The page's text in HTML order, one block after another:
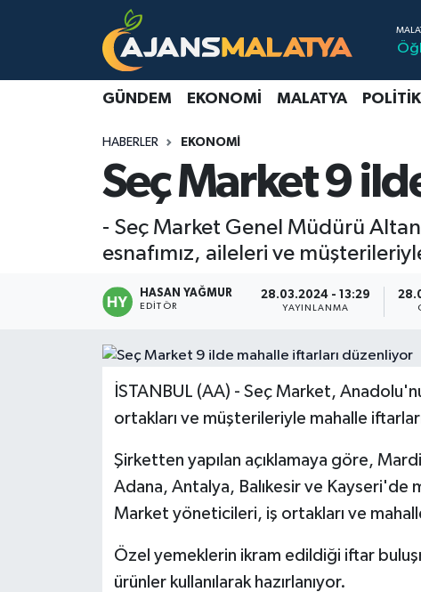
GÜNDEM EKONOMI MALATYA
HABERLER EKONOMI
Seç Market 9
- Seç Market Genel Müdürü
esnafımız, aileleri ve
HASAN YAĞMUR
EDITÖR
28.03.2024 - 13:29
YAYINLANMA
İSTANBUL (AA) - Seç Market,
ortakları ve müşterileriyle mahalle
Şirketten yapılan açıklamaya göre,
Adana, Antalya, Balıkesir ve Kayseri'de
Market yöneticileri, iş ortakları ve
Özel yemeklerin ikram edildiği iftar
ürünler kullanılarak hazırlanıyor.
Gündem
Malatya Nöbetçi Eczaneler
Malatya Trafik Yoğunluk Haritası
TFF 3.Lig 2.Grup Puan Durumu ve Fikstür
Tüm Manşetler
Haber Arşivi